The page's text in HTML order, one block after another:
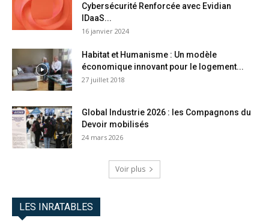
Cybersécurité Renforcée avec Evidian
IDaaS...
16 janvier 2024
Habitat et Humanisme : Un modèle
économique innovant pour le logement...
27 juillet 2018
Global Industrie 2026 : les Compagnons du
Devoir mobilisés
24 mars 2026
Voir plus
LES INRATABLES